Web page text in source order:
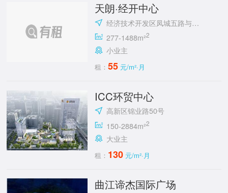
天朗·经开中心
经济技术开发区凤城五路与明光路十字东北角
277-1488m²2
小业主
租：55 元/m²·月
ICC环贸中心
高新区锦业路50号
150-2884m²2
大业主
租： 130 元/m²·月
曲江谛杰国际广场